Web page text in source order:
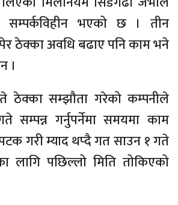
सम्पर्कविहीन भएको छ । तीन
ठेक्का अवधि बढाए पनि काम भने
।
ठेक्का सम्झौता गरेको कम्पनीले
गर्नुपर्नेमा समयमा काम
गरी म्याद थप्दै गत साउन १ गते
लागि पछिल्लो मिति तोकिएको